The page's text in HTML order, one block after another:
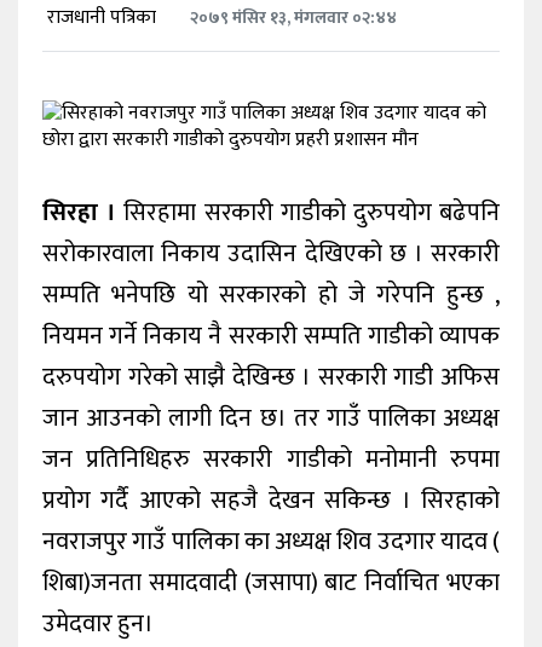
राजधानी पत्रिका २०७९ मंसिर १३, मंगलवार ०२:४४
सिरहा । सिरहामा सरकारी गाडीको दुरुपयोग बढेपनि
सरोकारवाला निकाय उदासिन देखिएको छ । सरकारी
सम्पति भनेपछि यो सरकारको हो जे गरेपनि हुन्छ ,
नियमन गर्ने निकाय नै सरकारी सम्पति गाडीको व्यापक
दरुपयोग गरेको साझै देखिन्छ । सरकारी गाडी अफिस
जान आउनको लागी दिन छ। तर गाउँ पालिका अध्यक्ष
जन प्रतिनिधिहरु सरकारी गाडीको मनोमानी रुपमा
प्रयोग गर्दै आएको सहजै देखन सकिन्छ । सिरहाको
नवराजपुर गाउँ पालिका का अध्यक्ष शिव उदगार यादव (
शिबा)जनता समादवादी (जसापा) बाट निर्वाचित भएका
उमेदवार हुन।